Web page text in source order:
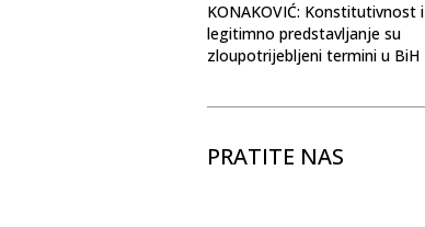
KONAKOVIĆ: Konstitutivnost i
legitimno predstavljanje su
zloupotrijebljeni termini u BiH
PRATITE NAS